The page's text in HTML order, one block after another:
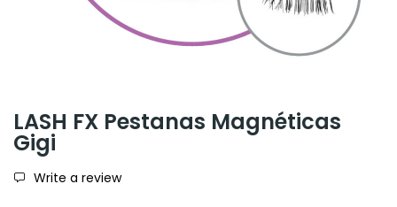
LASH FX Pestanas Magnéticas
Gigi
Write a review